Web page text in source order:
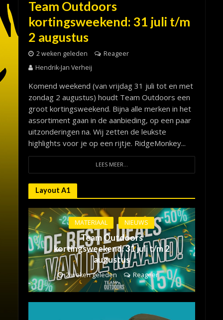
Team Outdoors
kortingsweekend: 31 juli t/m
2 augustus
2 weken geleden
Reageer
Hendrik-Jan Verheij
Komend weekend (van vrijdag 31 juli tot en met
zondag 2 augustus) houdt Team Outdoors een
groot kortingsweekend. Bijna alle merken in het
assortiment gaan in de aanbieding, op een paar
uitzonderingen na. Wij zetten de leukste
highlights voor je op een rijtje. RidgeMonkey...
LEES MEER...
Layout A1
MATERIAAL NIEUWS
Team Outdoors
kortingsweekend: 31 juli t/m 2
augustus
2 weken geleden Reageer